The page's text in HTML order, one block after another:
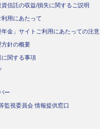
信託の収益/損失に関するご説明
用にあたって
年金」サイトご利用にあたっての注意
針の概要
関する事項
ー
監視委員会 情報提供窓口